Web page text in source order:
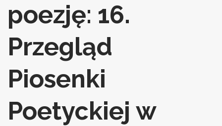
poezję: 16.
Przegląd
Piosenki
Poetyckiej w